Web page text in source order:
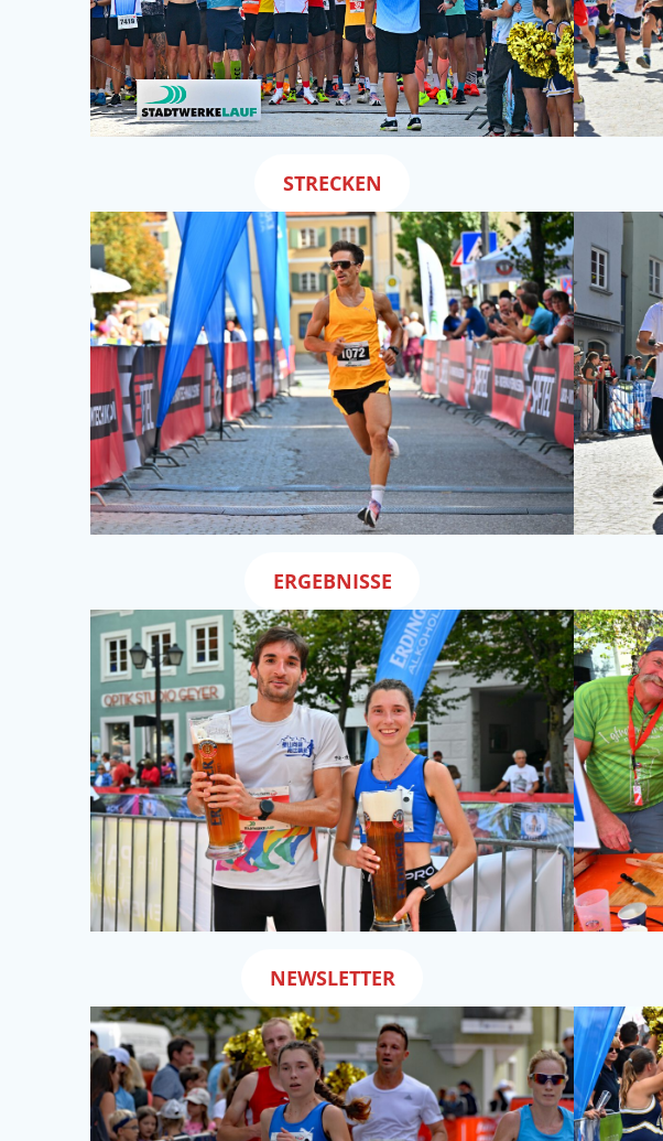
STRECKEN
ERGEBNISSE
NEWSLETTER